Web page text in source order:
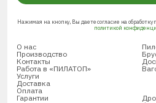
Нажимая на кнопку, Вы даете согласие на
политикой
О нас
Производство
Контакты
Работа в «ПИЛАТОП»
Услуги
Доставка
Оплата
Гарантии